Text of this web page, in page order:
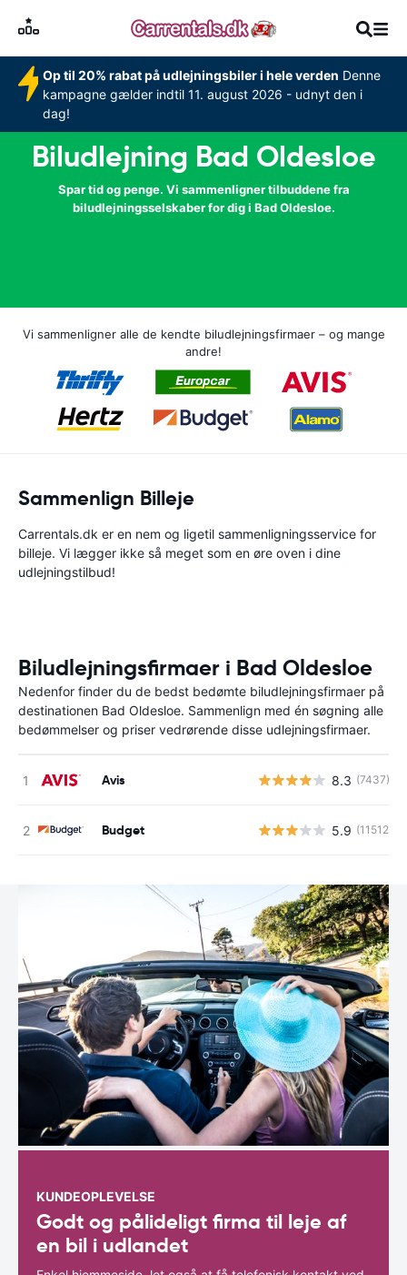
Op til 20% rabat på udlejningsbiler i hele verden Denne
kampagne gælder indtil 11. august 2026 - udnyt den i
dag!
Biludlejning Bad Oldesloe
Spar tid og penge. Vi sammenligner tilbuddene fra
biludlejningsselskaber for dig i Bad Oldesloe.
Vi sammenligner alle de kendte biludlejningsfirmaer – og mange
andre!
Sammenlign Billeje
Carrentals.dk er en nem og ligetil sammenligningsservice for
billeje. Vi lægger ikke så meget som en øre oven i dine
udlejningstilbud!
Biludlejningsfirmaer i Bad Oldesloe
Nedenfor finder du de bedst bedømte biludlejningsfirmaer på
destinationen Bad Oldesloe. Sammenlign med én søgning alle
bedømmelser og priser vedrørende disse udlejningsfirmaer.
Avis 8.3 (7437)
Budget 5.9 (11512)
KUNDEOPLEVELSE
Godt og pålideligt firma til leje af
en bil i udlandet